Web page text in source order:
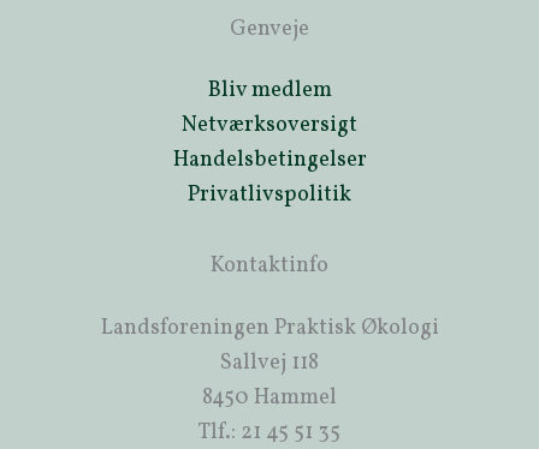
Genveje
Bliv medlem
Netværksoversigt
Handelsbetingelser
Privatlivspolitik
Kontaktinfo
Landsforeningen Praktisk Økologi
Sallvej 118
8450 Hammel
Tlf.: 21 45 51 35